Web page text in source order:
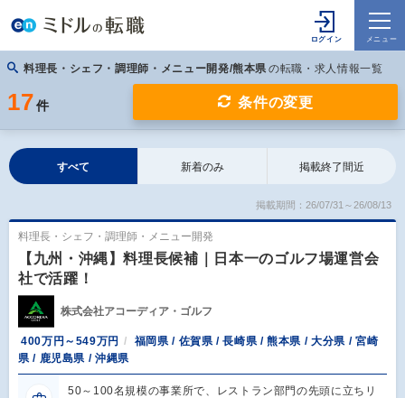
料理長・シェフ・調理師・メニュー開発/熊本県 の転職・求人情報一覧
17 件 条件の変更
すべて 新着のみ 掲載終了間近
掲載期間：26/07/31～26/08/13
料理長・シェフ・調理師・メニュー開発
【九州・沖縄】料理長候補｜日本一のゴルフ場運営会
社で活躍！
株式会社アコーディア・ゴルフ
400万円～549万円
福岡県 / 佐賀県 / 長崎県 / 熊本県 / 大分県 / 宮崎
県 / 鹿児島県 / 沖縄県
50～100名規模の事業所で、レストラン部門の先頭に立ちリ